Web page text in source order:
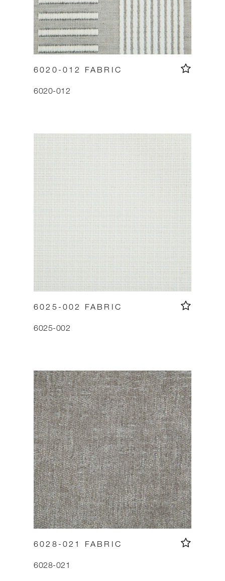
6020-012 FABRIC
6020-012
6025-002 FABRIC
6025-002
6028-021 FABRIC
6028-021